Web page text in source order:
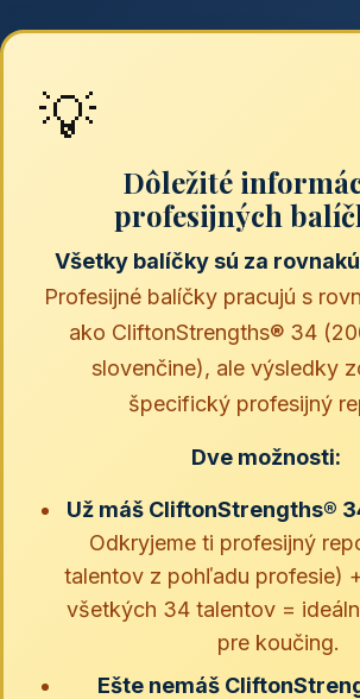
💡
Dôležité
profesijných
Všetky balíčky sú za
Profesijné balíčky pracujú s
ako CliftonStrengths® 34
slovenčine), ale výsledky
špecifický profesijný
Dve možnosti:
Už máš CliftonStrengths®
Odkryjeme ti profesijný
talentov z pohľadu profesie)
všetkých 34 talentov =
pre koučing.
Ešte nemáš